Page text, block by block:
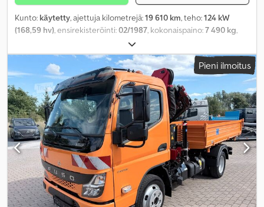
Kunto: käytetty, ajettuja kilometrejä:19 610 km, teho:124 kW
(168,59 hv), ensirekisteröinti:02/1987, kokonaispaino:7 490 kg,
sininen
mekaaninen, lastitilan leveys:2 400 mm, kuormatilan pituus:3 000
, kuormatilan korkeus:1 600 mm, kokonaispituus:7 100 mm,
kokonaisleveys:2 500 mm, kokonaiskorkeus:2 990 mm, istuimien
määrä: 6, Varusteet:neliveto, pysäköintilämmitin,
Pieni ilmoitus